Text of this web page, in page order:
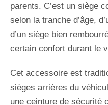
parents. C’est un siège
selon la tranche d’âge,
d’un siège bien
certain confort durant le
Cet accessoire est
sièges arrières du
une ceinture de sécurité